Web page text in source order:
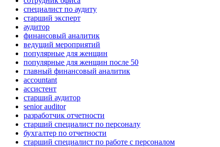
специалист по аудиту
старший эксперт
аудитор
финансовый аналитик
ведущий мероприятий
популярные для женщин
популярные для женщин после 50
главный финансовый аналитик
accountant
ассистент
старший аудитор
senior auditor
разработчик отчетности
старший специалист по персоналу
бухгалтер по отчетности
старший специалист по работе с персоналом